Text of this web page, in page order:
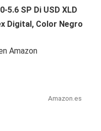
5.6 SP Di USD XLD
Digital, Color Negro
Amazon
Amazon.es